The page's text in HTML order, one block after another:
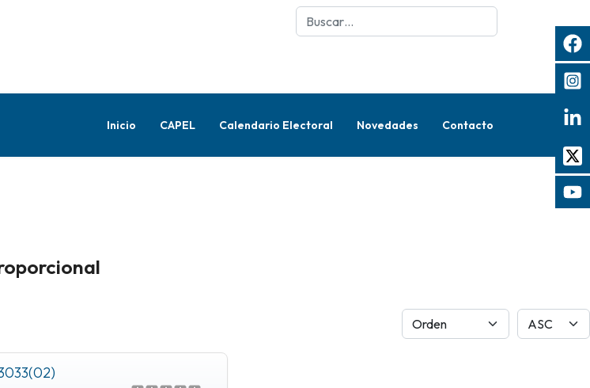
Buscar
Inicio CAPEL Calendario Electoral Novedades Contacto